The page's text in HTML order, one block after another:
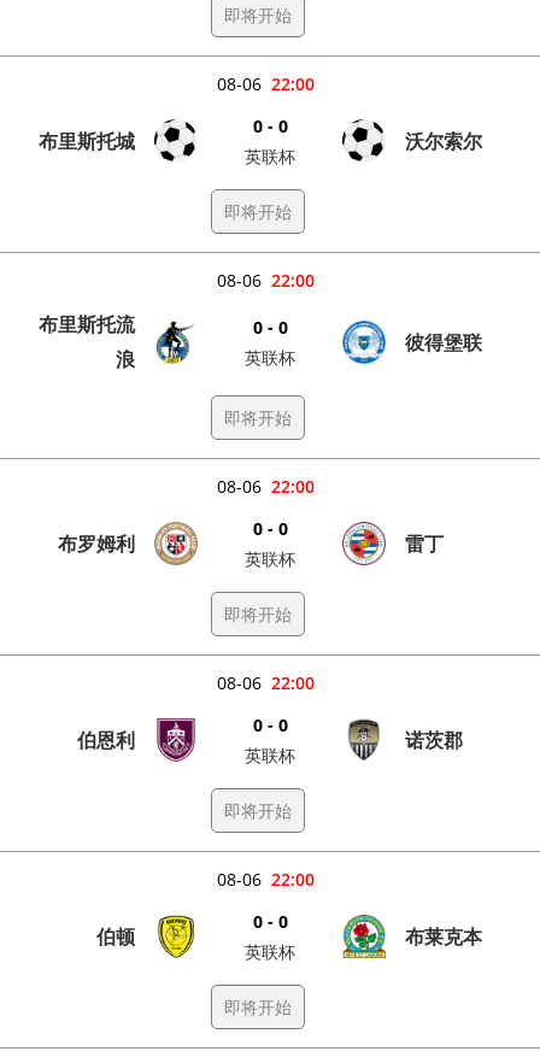
即将开始
22:00
08-06
布里斯托城
0 - 0
英联杯
沃尔索尔
即将开始
22:00
08-06
布里斯托流
浪
0 - 0
英联杯
彼得堡联
即将开始
22:00
08-06
布罗姆利
0 - 0
英联杯
雷丁
即将开始
22:00
08-06
伯恩利
0 - 0
英联杯
诺茨郡
即将开始
22:00
08-06
伯顿
0 - 0
英联杯
布莱克本
即将开始